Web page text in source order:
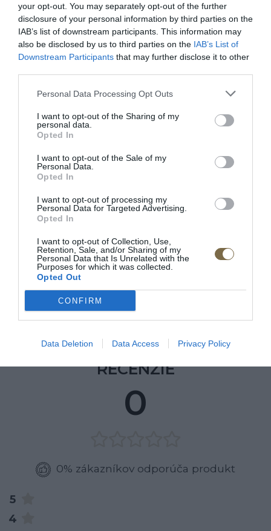
your opt-out. You may separately opt-out of the further
disclosure of your personal information by third parties on the
IAB’s list of downstream participants. This information may
also be disclosed by us to third parties on the IAB’s List of
Downstream Participants that may further disclose it to other
Personal Data Processing Opt Outs
I want to opt-out of the Sharing of my
personal data.
Opted In
I want to opt-out of the Sale of my
Personal Data.
Opted In
I want to opt-out of processing my
Personal Data for Targeted Advertising.
Opted In
I want to opt-out of Collection, Use,
Retention, Sale, and/or Sharing of my
Personal Data that Is Unrelated with the
Purposes for which it was collected.
Opted Out
CONFIRM
Data Deletion Data Access Privacy Policy
POPIS PRODUKTU
Dĺžka: 136 cm
Výška: 93 cm
Doba dodania: 4-5 týždňov
• masívne dubové drevo / prírodná dubová dyha
• otvárací systém zatlačením otvoríte
• 4 zásuvky
Výrobca: MEBIN
RECENZIE
0
0% zákazníkov odporúča produkt
5
4